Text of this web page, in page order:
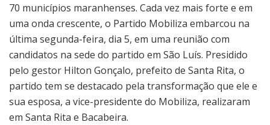
70 municípios maranhenses. Cada vez mais forte e em
uma onda crescente, o Partido Mobiliza embarcou na
última segunda-feira, dia 5, em uma reunião com
candidatos na sede do partido em São Luís. Presidido
pelo gestor Hilton Gonçalo, prefeito de Santa Rita, o
partido tem se destacado pela transformação que ele e
sua esposa, a vice-presidente do Mobiliza, realizaram
em Santa Rita e Bacabeira.